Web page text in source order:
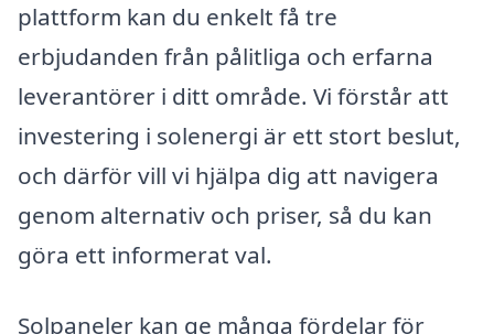
plattform kan du enkelt få tre
erbjudanden från pålitliga och erfarna
leverantörer i ditt område. Vi förstår att
investering i solenergi är ett stort beslut,
och därför vill vi hjälpa dig att navigera
genom alternativ och priser, så du kan
göra ett informerat val.
Solpaneler kan ge många fördelar för